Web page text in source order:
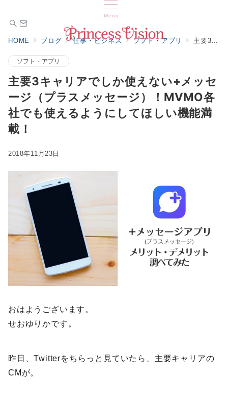
Menu
HOME ブログ 仕事・ビジネス ソフト・アプリ 主要3キャリアでしか使えない+メッセージ（プラスメッセージ）！MVMO各社でも使えるようにしてほしい機能満載！
ソフト・アプリ
主要3キャリアでしか使えない+メッセ
ージ（プラスメッセージ）！MVMO各
社でも使えるようにしてほしい機能満
載！
2018年11月23日
おはようございます。
せおゆりかです。
昨日、Twitterをちらっと見ていたら、主要キャリアの
CMが。